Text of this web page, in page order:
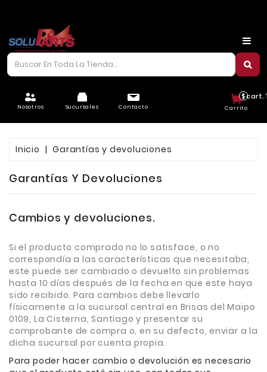
Nosotros Sucursales Contacto Carrito
CARROCERÍA
ELÉCTRICO
FRENOS
LUBRICANTES
SUSPENSIÓN
Inicio Garantías y devoluciones
Garantías Y Devoluciones
Cambios y devoluciones.
Si el producto comprado no lo satisface, o no
correspondía a las características que necesitaba,
este puede ser cambiado o devuelto sin problemas
hasta 10 días después de la fecha en que este haya
sido recibido. Para cambios debe llevarlo
físicamente a la sucursal central en Brisas del Maipo
0109, La Cisterna, Santiago y presentar su
comprobante de compra o, en su defecto, enviar a la
dicha sucursal por cuenta propia.
Para poder hacer cambio o devolución es necesario